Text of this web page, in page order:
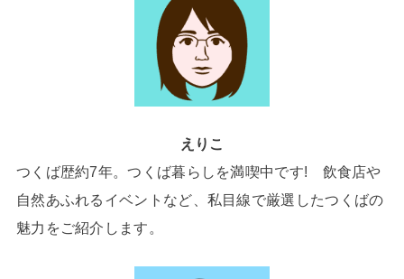
えりこ
つくば歴約7年。つくば暮らしを満喫中です! 飲食店や
自然あふれるイベントなど、私目線で厳選したつくばの
魅力をご紹介します。